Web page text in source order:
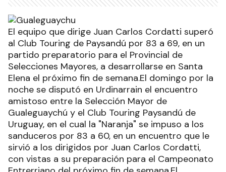
El equipo que dirige Juan Carlos Cordatti superó
al Club Touring de Paysandú por 83 a 69, en un
partido preparatorio para el Provincial de
Selecciones Mayores, a desarrollarse en Santa
Elena el próximo fin de semana.El domingo por la
noche se disputó en Urdinarrain el encuentro
amistoso entre la Selección Mayor de
Gualeguaychú y el Club Touring Paysandú de
Uruguay, en el cual la "Naranja" se impuso a los
sanduceros por 83 a 60, en un encuentro que le
sirvió a los dirigidos por Juan Carlos Cordatti,
con vistas a su preparación para el Campeonato